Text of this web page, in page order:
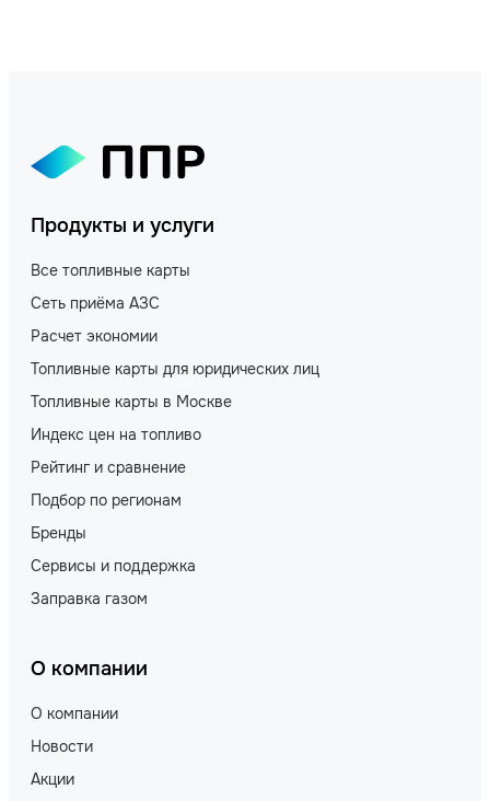
Продукты и услуги
Все топливные карты
Сеть приёма АЗС
Расчет экономии
Топливные карты для юридических лиц
Топливные карты в Москве
Индекс цен на топливо
Рейтинг и сравнение
Подбор по регионам
Бренды
Сервисы и поддержка
Заправка газом
О компании
О компании
Новости
Акции